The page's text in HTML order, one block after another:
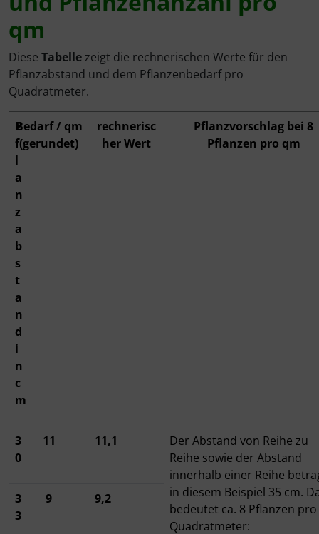
qm
Diese Tabellezeigt die rechnerischen Werte für den
Pflanzabstand und dem Pflanzenbedarf pro
Quadratmeter.
P
f
l
a
n
z
a
b
s
t
a
n
d
i
n
c
m
Bedarf / qm
(gerundet)
rechnerisc
her Wert
Pflanzvorschlag bei 8
Pflanzen pro qm
3
0
11 11,1
Der Abstand von Reihe zu
Reihe sowie der Abstand
innerhalb einer Reihe
in diesem Beispiel 35 cm.
bedeutet ca. 8 Pflanzen pro
Quadratmeter:
3
3
9 9,2